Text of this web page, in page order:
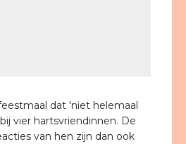
dat 'niet helemaal
vier hartsvriendinnen. De
van hen zijn dan ook